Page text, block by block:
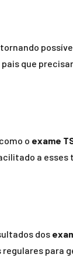
que
o exame
a esses
dos
regulares para